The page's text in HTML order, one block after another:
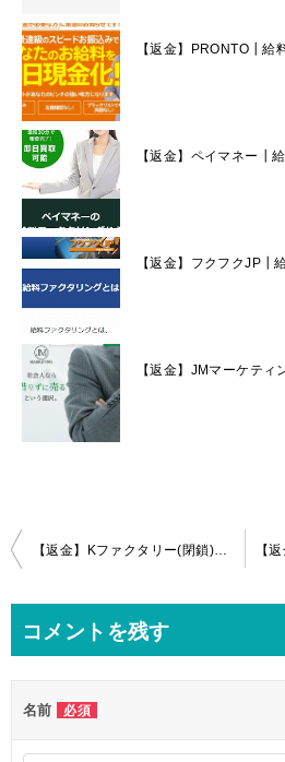
【返金】PRONTO┃給
【返金】ペイマネー┃
【返金】フクフクJP┃
【返金】JMマーケテ
投
ビ
ー
シ
コメントを残す
名前 必須